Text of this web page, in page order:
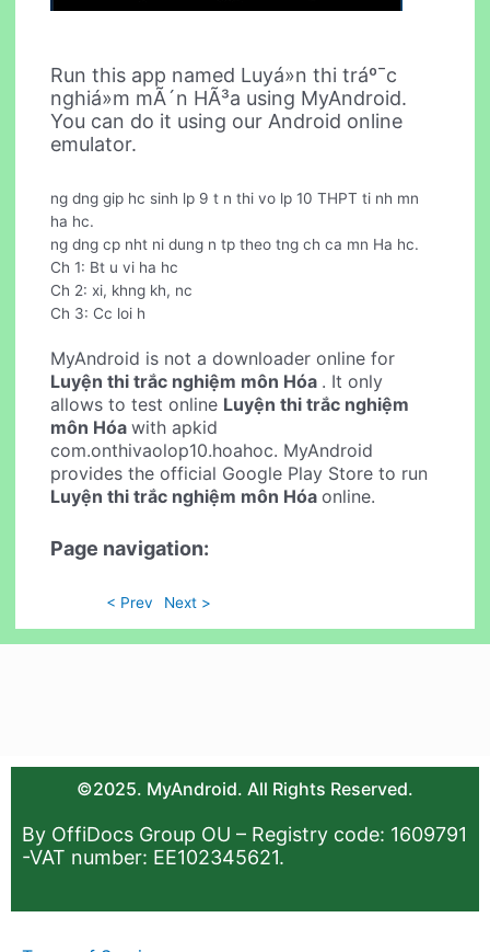
Run this app named Luyá»n thi tráº¯c
nghiá»m mÃ´n HÃ³a using MyAndroid.
You can do it using our Android online
emulator.
ng dng gip hc sinh lp 9 t n thi vo lp 10 THPT ti nh mn
ha hc.
ng dng cp nht ni dung n tp theo tng ch ca mn Ha hc.
Ch 1: Bt u vi ha hc
Ch 2: xi, khng kh, nc
Ch 3: Cc loi h
MyAndroid is not a downloader online for
Luyện thi trắc nghiệm môn Hóa . It only
allows to test online Luyện thi trắc nghiệm
môn Hóawith apkid
com.onthivaolop10.hoahoc. MyAndroid
provides the official Google Play Store to run
Luyện thi trắc nghiệm môn Hóaonline.
Page navigation:
< Prev Next >
©2025. MyAndroid. All Rights Reserved.
By OffiDocs Group OU – Registry code: 1609791
-VAT number: EE102345621.